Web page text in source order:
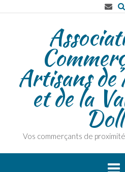
Artisans de
et de la
Vos commerçants de